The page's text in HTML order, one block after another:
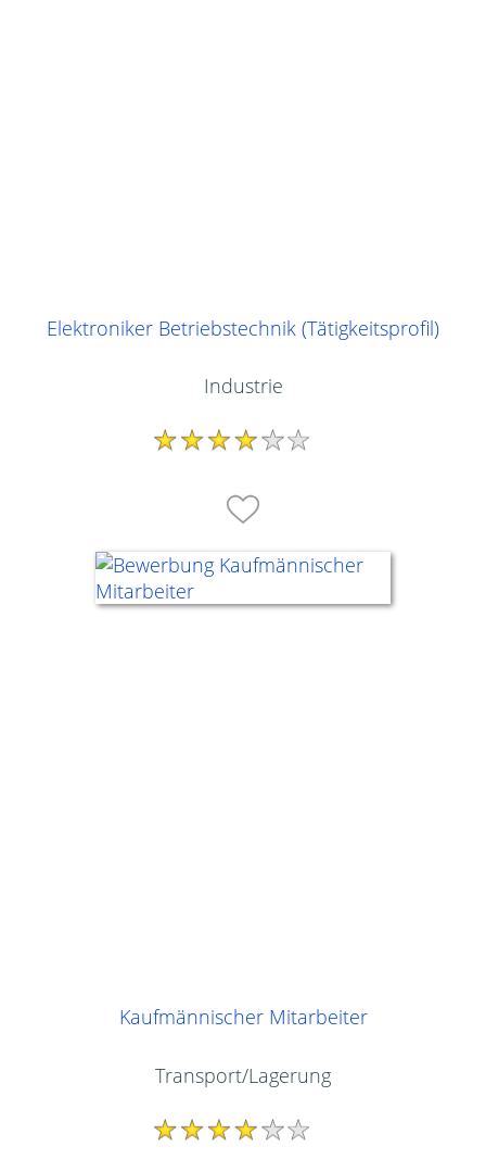
Elektroniker Betriebstechnik (Tätigkeitsprofil)
Industrie
Kaufmännischer Mitarbeiter
Transport/Lagerung